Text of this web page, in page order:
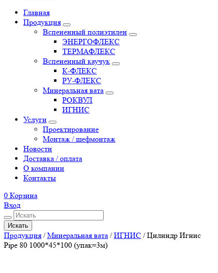
Главная
Продукция
Вспененный полиэтилен
ЭНЕРГОФЛЕКС
ТЕРМАФЛЕКС
Вспененный каучук
К-ФЛЕКС
РУ-ФЛЕКС
Минеральная вата
РОКВУЛ
ИГНИС
Услуги
Проектирование
Монтаж / шефмонтаж
Новости
Доставка / оплата
О компании
Контакты
0 Корзина
Вход
Искать
Продукция /Минеральная вата /ИГНИС /Цилиндр Игнис
Pipe 80 1000*45*100 (упак=3м)